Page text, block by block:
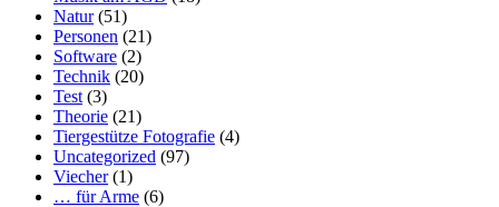
Natur(51)
Personen (21)
Software (2)
Technik (20)
Test (3)
Theorie (21)
Tiergestütze Fotografie (4)
Uncategorized (97)
Viecher(1)
… für Arme (6)